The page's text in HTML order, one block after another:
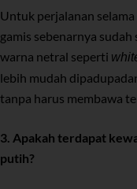
Untuk perjalanan
gamis sebenarnya
warna netral seperti
lebih mudah
tanpa harus membawa
3. Apakah terdapat
putih?